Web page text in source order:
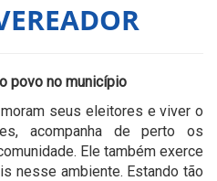
povo no município
seus eleitores e viver o
acompanha de perto os
Ele também exerce
nesse ambiente. Estando tão